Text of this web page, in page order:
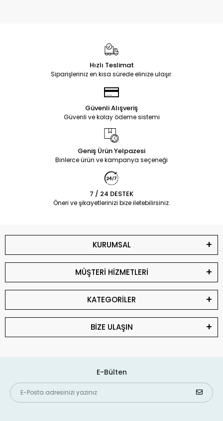
Hızlı Teslimat
Siparişleriniz en kısa sürede elinize ulaşır.
Güvenli Alışveriş
Güvenli ve kolay ödeme sistemi
Geniş Ürün Yelpazesi
Binlerce ürün ve kampanya seçeneği
7 / 24 DESTEK
Öneri ve şikayetlerinizi bize iletebilirsiniz.
KURUMSAL
MÜŞTERİ HİZMETLERİ
KATEGORİLER
BİZE ULAŞIN
E-Bülten